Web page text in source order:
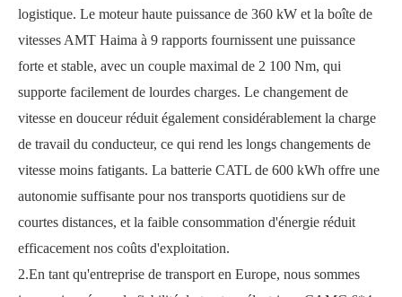
logistique. Le moteur haute puissance de 360 ​​kW et la boîte de
vitesses AMT Haima à 9 rapports fournissent une puissance
forte et stable, avec un couple maximal de 2 100 Nm, qui
supporte facilement de lourdes charges. Le changement de
vitesse en douceur réduit également considérablement la charge
de travail du conducteur, ce qui rend les longs changements de
vitesse moins fatigants. La batterie CATL de 600 kWh offre une
autonomie suffisante pour nos transports quotidiens sur de
courtes distances, et la faible consommation d'énergie réduit
efficacement nos coûts d'exploitation.
2.En tant qu'entreprise de transport en Europe, nous sommes